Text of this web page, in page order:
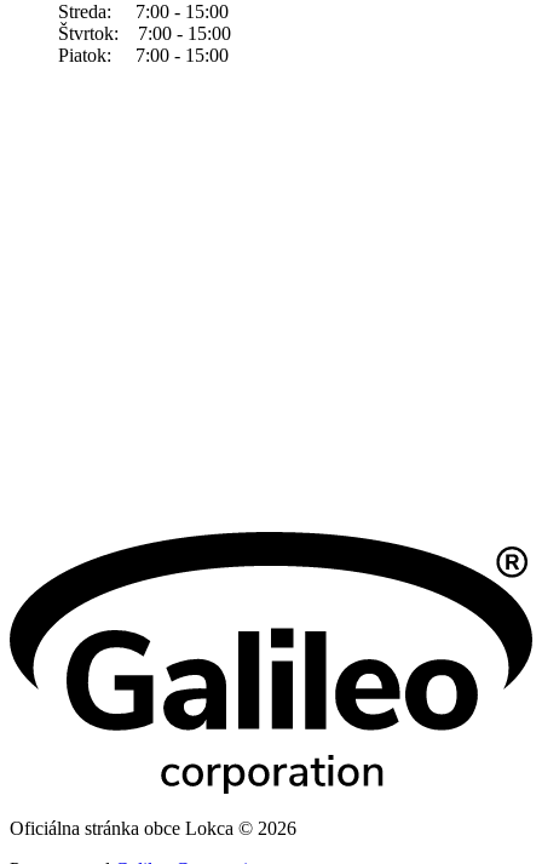
Streda: 7:00 - 15:00
Štvrtok: 7:00 - 15:00
Piatok: 7:00 - 15:00
Oficiálna stránka obce Lokca © 2026